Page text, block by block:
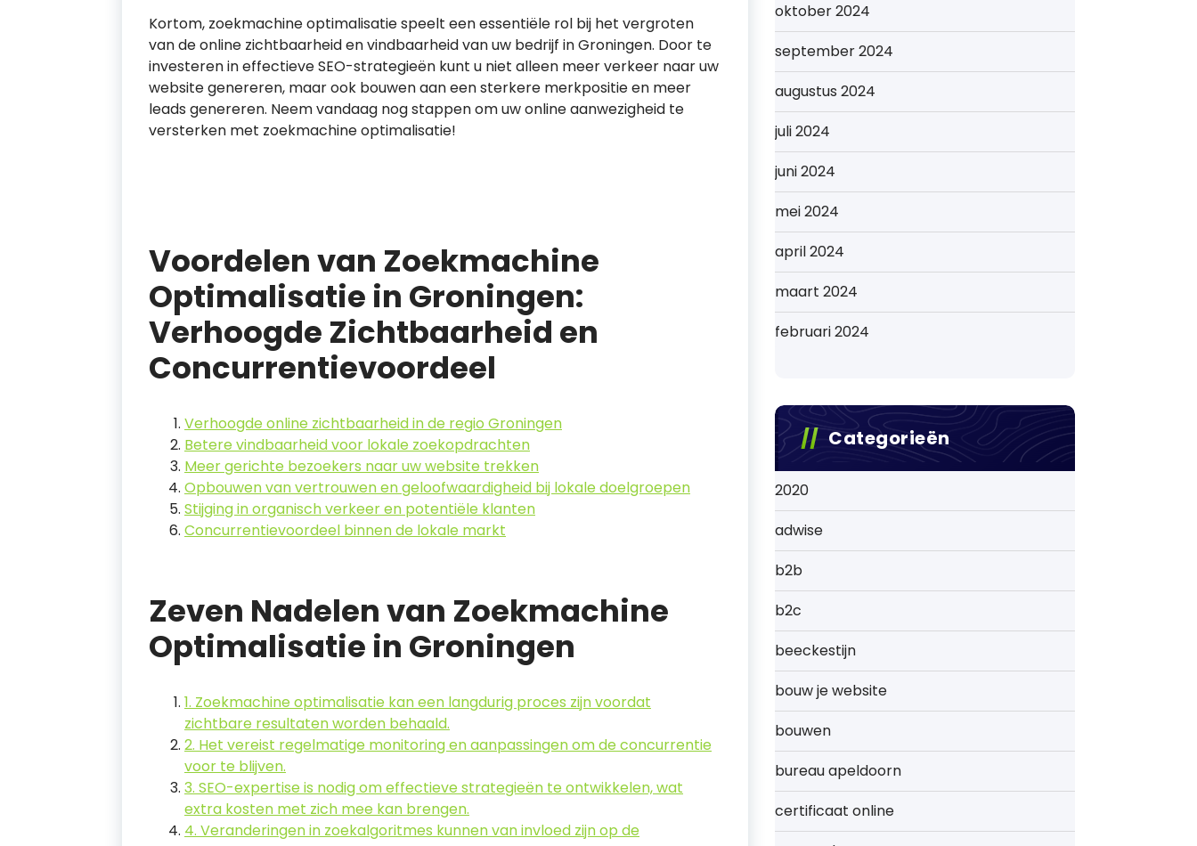
Kortom, zoekmachine optimalisatie speelt een essentiële rol bij het vergroten
van de online zichtbaarheid en vindbaarheid van uw bedrijf in Groningen. Door te
investeren in effectieve SEO-strategieën kunt u niet alleen meer verkeer naar uw
website genereren, maar ook bouwen aan een sterkere merkpositie en meer
leads genereren. Neem vandaag nog stappen om uw online aanwezigheid te
versterken met zoekmachine optimalisatie!
Voordelen van Zoekmachine
Optimalisatie in Groningen:
Verhoogde Zichtbaarheid en
Concurrentievoordeel
Verhoogde online zichtbaarheid in de regio Groningen
Betere vindbaarheid voor lokale zoekopdrachten
Meer gerichte bezoekers naar uw website trekken
Opbouwen van vertrouwen en geloofwaardigheid bij lokale doelgroepen
Stijging in organisch verkeer en potentiële klanten
Concurrentievoordeel binnen de lokale markt
Zeven Nadelen van Zoekmachine
Optimalisatie in Groningen
1. Zoekmachine optimalisatie kan een langdurig proces zijn voordat
zichtbare resultaten worden behaald.
2. Het vereist regelmatige monitoring en aanpassingen om de concurrentie
voor te blijven.
3. SEO-expertise is nodig om effectieve strategieën te ontwikkelen, wat
extra kosten met zich mee kan brengen.
4. Veranderingen in zoekalgoritmes kunnen van invloed zijn op de
oktober 2024
september 2024
augustus 2024
juli 2024
juni 2024
mei 2024
april 2024
maart 2024
februari 2024
Categorieën
2020
adwise
b2b
b2c
beeckestijn
bouw je website
bouwen
bureau apeldoorn
certificaat online